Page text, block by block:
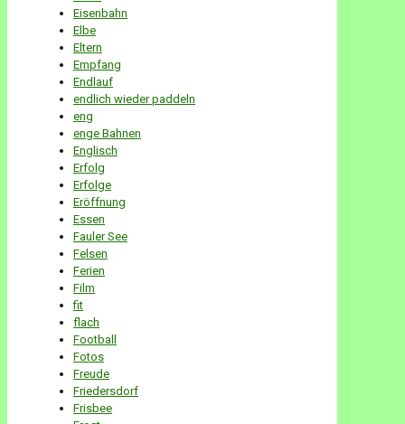
Eisenbahn
Elbe
Eltern
Empfang
Endlauf
endlich wieder paddeln
eng
enge Bahnen
Englisch
Erfolg
Erfolge
Eröffnung
Essen
Fauler See
Felsen
Ferien
Film
fit
flach
Football
Fotos
Freude
Friedersdorf
Frisbee